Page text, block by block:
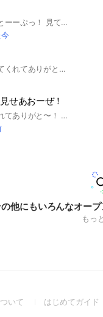
ここを見てくれた人すとーーぷっ！ 見てくれてありがとうございます！！ 垢抜けしたくないですか⁉️⁉️ みんなに可愛くなったねって言われたくないですか⁉️ モテたいですか⁉️ このオプに入って、みんなで垢抜け方法やblogなど作って共有しましょ🌟 少しでも気になって入ってくれたら嬉しいです！！！ 中でまってます🥹🥹🥹🩷🩷🩷 #垢抜け 2025.7.18
数あるおぷから見つけてくれてありがとう~‪🫶🏻♡ここでは素敵な夢女子、夢男子の事をお手伝いするおぷだよ🎵気になったなら入ってヲタ活頑張ろ~.ᐟ‪ 推しが不在な方も大歓迎🙇🏻‍♀️‪‪❤︎ #夢絵 #無償 #夢女子 #夢男子 #夢活 #夢絵無償依頼
せあおーぜ！
このオプを見つけてくれてありがと〜！ その名の通り、中学生がイラストを見せ合うオプです！ もちろんイラストに自信がある人もない人も大歓迎です！ 時々しか描かないって人も是非きてね！ ※通知おおめです！！ ※結構カオスです！！ ノートで投稿したいって人も是非きてください〜！ ノート数が多いため、多少のルールはあります！！ 雑談用もあるので是非そっちもきてください！！ 男女どっちもおっけーです！！ ルール 即抜け無言抜けできるだけやめてほしい。 下ネタ❌ 荒らし❌ 大きいのはこのくらいです〜！みんなと仲良くしたいな！！ ちなみに主は中3です！中でまってます！ 新中1の方は4月からの入室でおねがいします‼️ #イラスト#中学生#中1#中2#中3
他にもいろんなオー
もっ
いて
(Openはじめてガイド